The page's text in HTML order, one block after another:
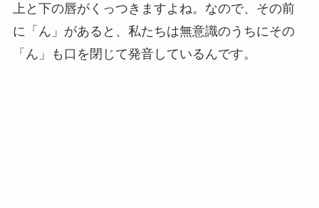
上と下の唇がくっつきますよね。なので、その前
に「ん」があると、私たちは無意識のうちにその
「ん」も口を閉じて発音しているんです。